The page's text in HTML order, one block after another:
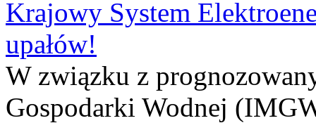
Krajowy System
upałów!
W związku z
Gospodarki Wodnej